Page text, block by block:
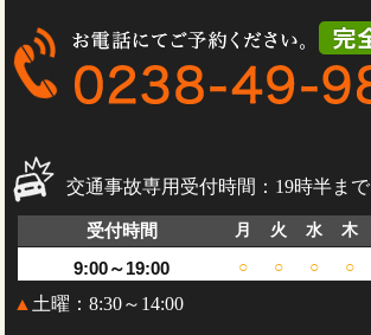
交通事故専用受付時間：19時半まで
受付時間 月 火 水 木
9:00～19:00 ○ ○ ○ ○
▲ 土曜：8:30～14:00